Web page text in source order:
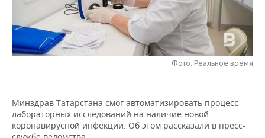
НЕФТЕХИМИЯ
НЕФТЬ
ОПК
РОЗНИЧНАЯ ТОРГОВЛЯ
ТРАНСПОРТ
НОВОСТИ ТЕХНОЛОГИЙ
IT
ТЕЛЕКОММУНИКАЦИИ
МЕРОПРИЯТИЯ
НОВОСТИ МЕРОПРИЯТИЙ
БИЗНЕС-БРАНЧИ
ONLINE-КОНФЕРЕНЦИИ
СПОРТ
ФУТБОЛ
ХОККЕЙ
НОВОСТИ ОБЩЕСТВА
ВЛАСТЬ
ФОТОГАЛЕРЕЯ
СЮЖЕТЫ
Фото: Реальное время
Минздрав Татарстана смог автоматизировать процесс
лабораторных исследований на наличие новой
коронавирусной инфекции. Об этом рассказали в пресс-